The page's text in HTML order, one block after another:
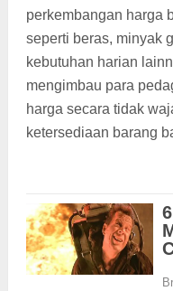
perkembangan harga
seperti beras, minyak
kebutuhan harian
mengimbau para
harga secara tidak
ketersediaan barang